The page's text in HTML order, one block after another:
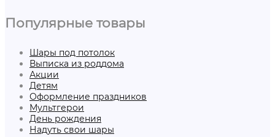
Популярные товары
Шары под потолок
Выписка из роддома
Акции
Детям
Оформление праздников
Мультгерои
День рождения
Надуть свои шары